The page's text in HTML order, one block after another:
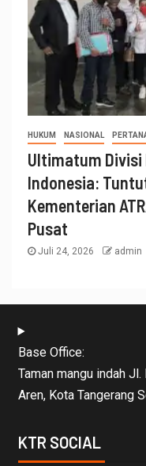
HUKUM NASIONAL
Ultimatum Divisi
Indonesia:
Kementerian
Pusat
Juli 24, 2026 admin
Base Office:
Taman mangu indah
Aren, Kota Tangerang
KTR SOCIAL